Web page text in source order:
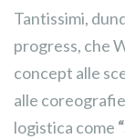
Tantissimi,
progress, che
concept alle
alle
logistica come